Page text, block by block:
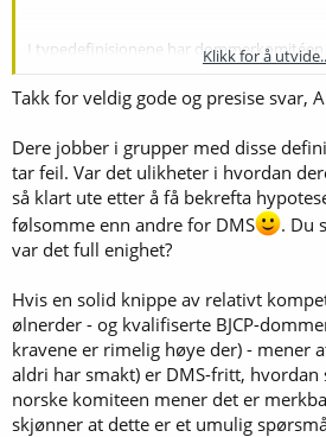
I typedefinisjonene har
skal være tilstede i aroma og
DMS i norsk og tsjekkisk pilsner eller
som en usmak og vil føre til poengtrekk.
For klassen tysk pilsner (som har blitt
17 forskjellige øl. Alle hadde mer eller
mao. det er rimelig sikker at DMS er
Ølet som hadde det sterkeste DMS-preget
(kraftig ). Av de tyske ølene som vi får kjøpt
Også Beck's hartydeligtil kraftigDMS
internasjonal lager).
Her tenker jeg at DMS er enklest å
har lite å dekke DMS-en over med, i
Klikk for å
Takk for veldig gode og presise svar,
Dere jobber i grupper med disse
tar feil. Var det ulikheter i hvordan
så klart ute etter å få bekrefta
følsomme enn andre for DMS
. Du
var det full enighet?
Hvis en solid knippe av relativt
ølnerder - og kvalifiserte BJCP-
kravene er rimelig høye der) - mener
aldri har smakt) er DMS-fritt, hvordan
norske komiteen mener det er
skjønner at dette er et umulig